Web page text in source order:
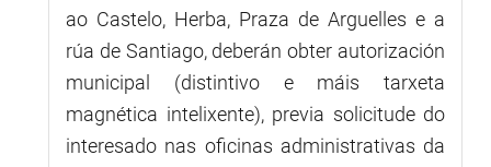
ao Castelo, Herba, Praza de Arguelles e a
rúa de Santiago, deberán obter autorización
municipal (distintivo e máis tarxeta
magnética intelixente), previa solicitude do
interesado nas oficinas administrativas da